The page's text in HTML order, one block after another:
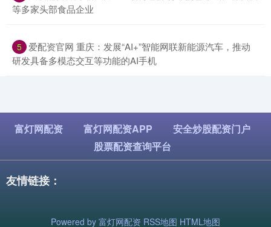
等多家头部食品企业
5 ​爱配资官网 重庆：发展“AI+”智能网联新能源汽车，推动
研发具备多模态交互等功能的AI手机
富灯网配资 富灯网配资APP
安全炒股配资门户
股票配资查询平台
友情链接：
Powered by 富灯网配资 RSS地图 HTML地图